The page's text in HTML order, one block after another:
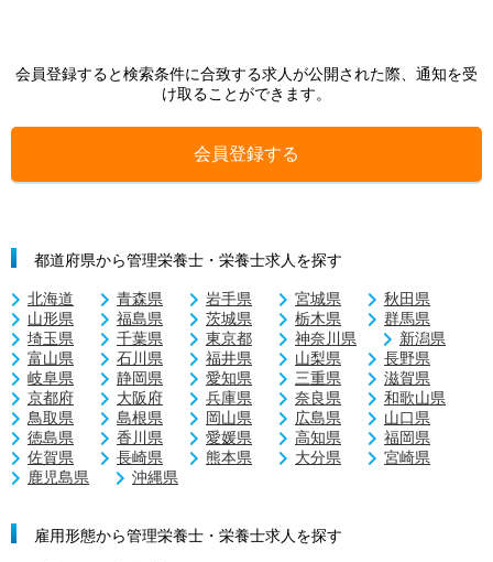
会員登録すると検索条件に合致する求人が公開された際、通知を受
け取ることができます。
会員登録する
都道府県から管理栄養士・栄養士求人を探す
北海道 青森県 岩手県 宮城県
秋田県
山形県
福島県 茨城県 栃木県
群馬県
埼玉県
千葉県 東京都 神奈川県
新潟県
富山県
石川県 福井県 山梨県
長野県
岐阜県
静岡県 愛知県 三重県
滋賀県
京都府
大阪府 兵庫県 奈良県
和歌山県
鳥取県
島根県 岡山県 広島県
山口県
徳島県
香川県 愛媛県 高知県
福岡県
佐賀県
長崎県 熊本県 大分県
宮崎県
鹿児島県
沖縄県
雇用形態から管理栄養士・栄養士求人を探す